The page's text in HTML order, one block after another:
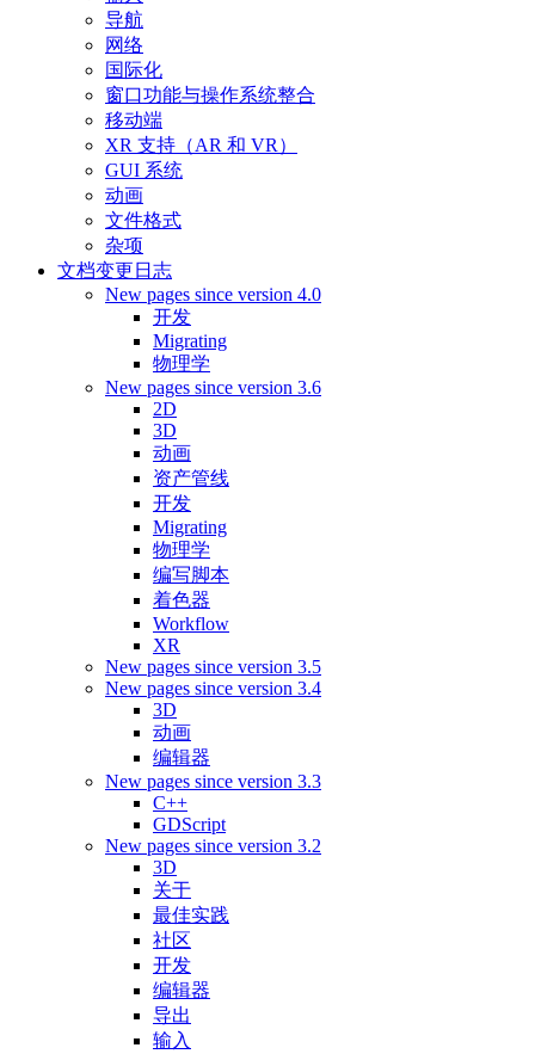
导航
网络
国际化
窗口功能与操作系统整合
移动端
XR 支持（AR 和 VR）
GUI 系统
动画
文件格式
杂项
文档变更日志
New pages since version 4.0
开发
Migrating
物理学
New pages since version 3.6
2D
3D
动画
资产管线
开发
Migrating
物理学
编写脚本
着色器
Workflow
XR
New pages since version 3.5
New pages since version 3.4
3D
动画
编辑器
New pages since version 3.3
C++
GDScript
New pages since version 3.2
3D
关于
最佳实践
社区
开发
编辑器
导出
输入